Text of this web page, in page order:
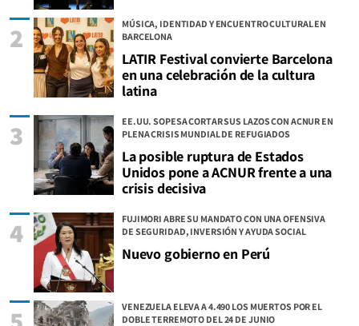
MÚSICA, IDENTIDAD Y ENCUENTRO CULTURAL EN
BARCELONA
LATIR Festival convierte Barcelona
en una celebración de la cultura
latina
2
EE.UU. SOPESA CORTAR SUS LAZOS CON ACNUR EN
PLENA CRISIS MUNDIAL DE REFUGIADOS
La posible ruptura de Estados
Unidos pone a ACNUR frente a una
crisis decisiva
3
FUJIMORI ABRE SU MANDATO CON UNA OFENSIVA
DE SEGURIDAD, INVERSIÓN Y AYUDA SOCIAL
Nuevo gobierno en Perú
4
VENEZUELA ELEVA A 4.490 LOS MUERTOS POR EL
DOBLE TERREMOTO DEL 24 DE JUNIO